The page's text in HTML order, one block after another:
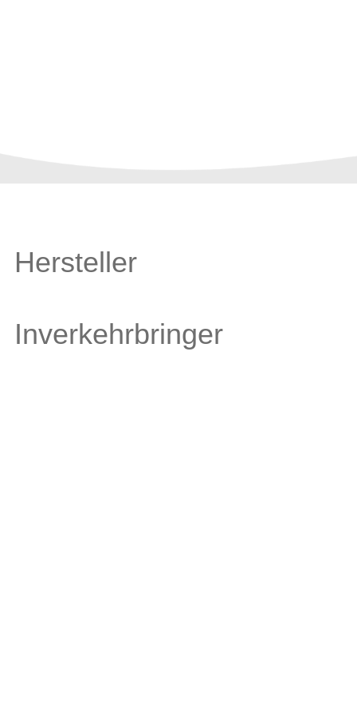
Hersteller
Inverkehrbringer